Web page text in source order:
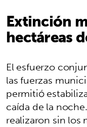
Extinción
hectáreas
El esfuerzo
las fuerzas
permitió
caída de la
realizaron sin los